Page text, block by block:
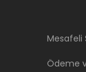
Mesafeli
Ödeme